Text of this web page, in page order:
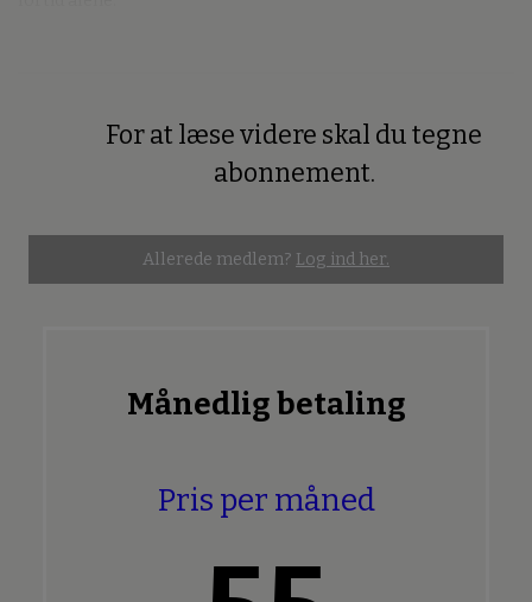
For at læse videre skal du tegne
abonnement.
Allerede medlem? Log ind her.
Månedlig betaling
Pris per måned